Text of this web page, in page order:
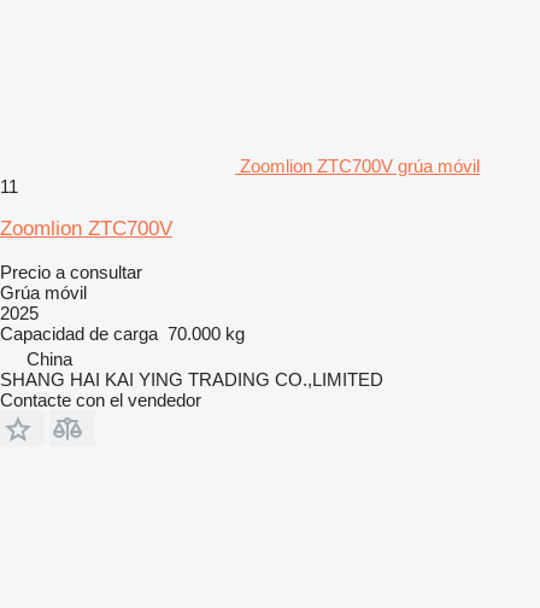
Zoomlion ZTC700V grúa móvil
11
Zoomlion ZTC700V
Precio a consultar
Grúa móvil
2025
Capacidad de carga 70.000 kg
China
SHANG HAI KAI YING TRADING CO.,LIMITED
Contacte con el vendedor